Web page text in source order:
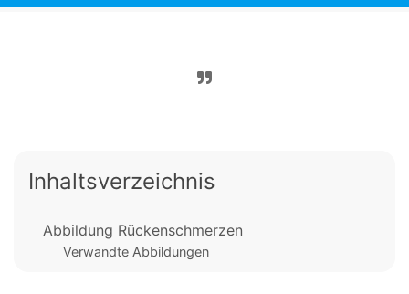
Inhaltsverzeichnis
Abbildung Rückenschmerzen
Verwandte Abbildungen